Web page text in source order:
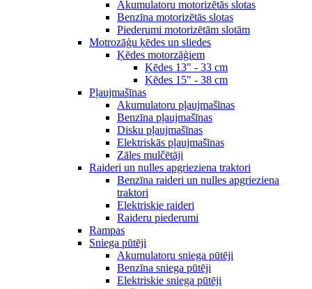
Akumulatoru motorizētās slotas
Benzīna motorizētās slotas
Piederumi motorizētām slotām
Motrozāģu ķēdes un sliedes
Ķēdes motorzāģiem
Ķēdes 13" - 33 cm
Ķēdes 15" - 38 cm
Pļaujmašīnas
Akumulatoru pļaujmašīnas
Benzīna pļaujmašīnas
Disku pļaujmašīnas
Elektriskās pļaujmašīnas
Zāles mulčētāji
Raideri un nulles apgrieziena traktori
Benzīna raideri un nulles apgrieziena
traktori
Elektriskie raideri
Raideru piederumi
Rampas
Sniega pūtēji
Akumulatoru sniega pūtēji
Benzīna sniega pūtēji
Elektriskie sniega pūtēji